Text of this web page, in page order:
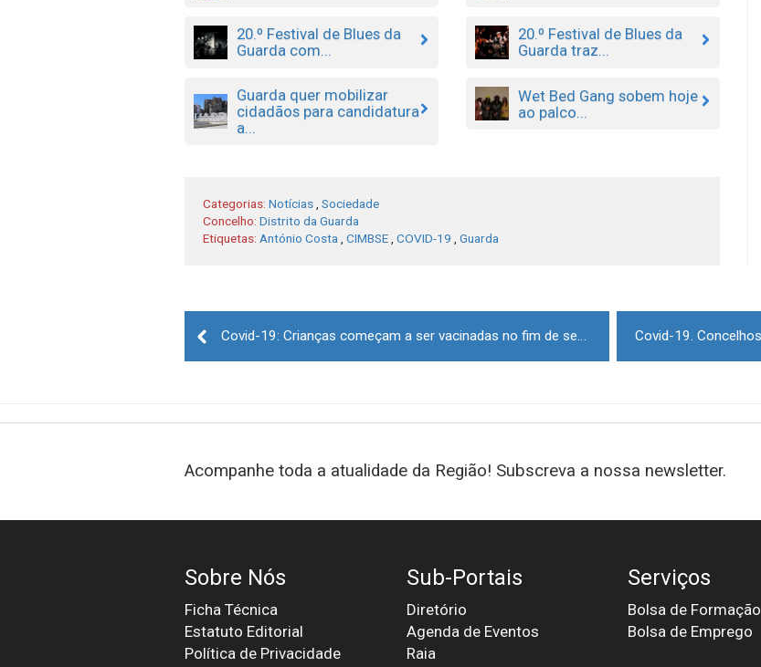
20.º Festival de Blues da
Guarda com...
20.º Festival de Blues da
Guarda traz...
Guarda quer mobilizar
cidadãos para candidatura
a...
Wet Bed Gang sobem hoje
ao palco...
Categorias: Notícias Sociedade
Concelho: Distrito da Guarda
Etiquetas: António Costa CIMBSE COVID-19 Guarda
navigation
Covid-19: Crianças começam a ser vacinadas no fim de semana de 18 e 19 de dezembro
Acompanhe toda a atualidade da Região! Subscreva a nossa newsletter.
Sobre Nós
Ficha Técnica
Estatuto Editorial
Política de Privacidade
Sub-Portais
Diretório
Agenda de Eventos
Raia
Serviços
Bolsa de Formação
Bolsa de Emprego